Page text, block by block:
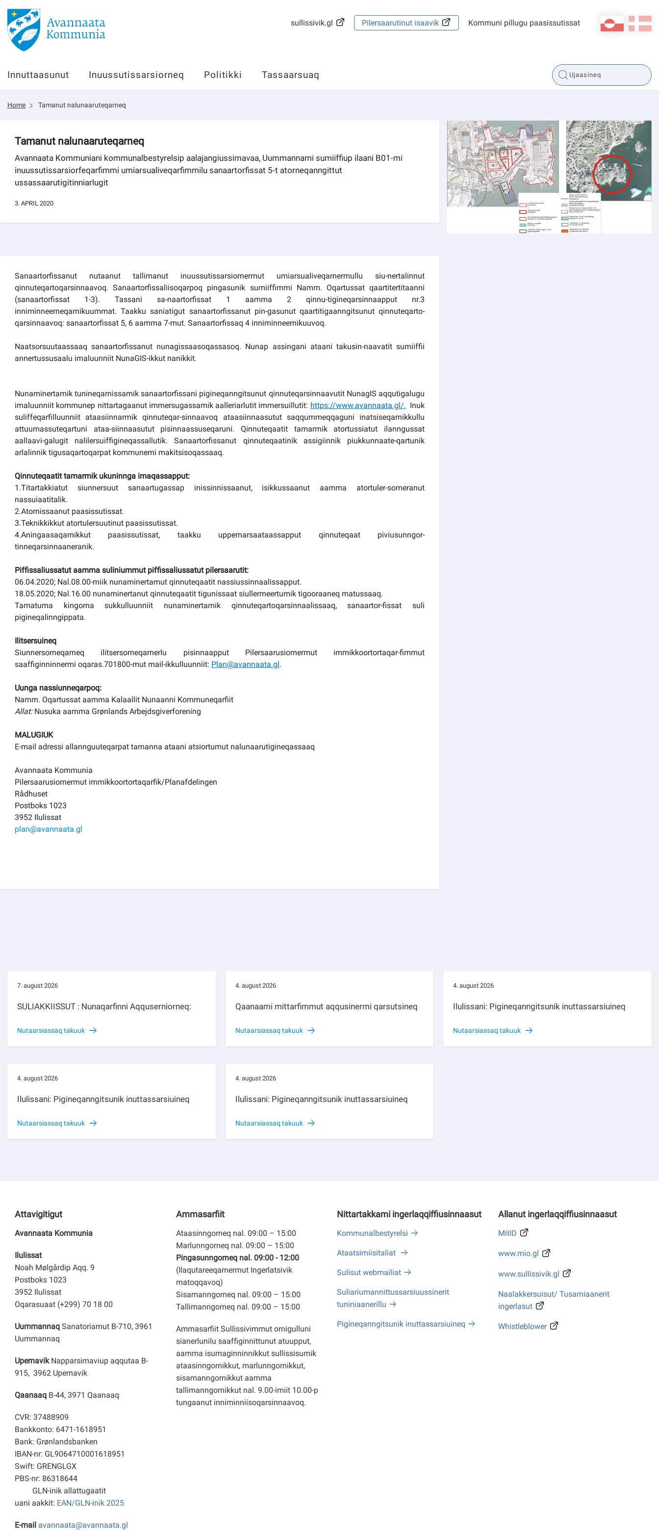
Innuttaasunut
Inuussutissarsiorneq
Politikki
Tassaarsuaq
sullissivik.gl
Pilersaarutinut isaavik
da
kl-GL
sullissivik.gl Pilersaarutinut isaavik Kommuni pillugu paasissutissat
Innuttaasunut Inuussutissarsiorneq Politikki Tassaarsuaq
Home Tamanut nalunaaruteqarneq
Tamanut nalunaaruteqarneq
Avannaata Kommuniani kommunalbestyrelsip aalajangiussimavaa, Uummannami sumiiffiup ilaani B01-mi
inuussutissarsiorfeqarfimmi umiarsualiveqarfimmilu sanaartorfissat 5-t atorneqanngittut
ussassaarutigitinniarlugit
3. APRIL 2020
Sanaartorfissanut nutaanut tallimanut inuussutissarsiornermut umiarsualiveqarnermullu siu-nertalinnut
qinnuteqartoqarsinnaavoq. Sanaartorfissaliisoqarpoq pingasunik sumiiffimmi Namm. Oqartussat qaartitertitaanni
(sanaartorfissat 1-3). Tassani sa-naartorfissat 1 aamma 2 qinnu-tigineqarsinnaapput nr.3
inniminneerneqarnikuummat. Taakku saniatigut sanaartorfissanut pin-gasunut qaartitigaanngitsunut qinnuteqarto-
qarsinnaavoq: sanaartorfissat 5, 6 aamma 7-mut. Sanaartorfissaq 4 inniminneernikuuvoq.
Naatsorsuutaassaaq sanaartorfissanut nunagissaasoqassasoq. Nunap assingani ataani takusin-naavatit sumiiffii
annertussusaalu imaluunniit NunaGIS-ikkut nanikkit.
Nunaminertamik tunineqarnissamik sanaartorfissani pigineqanngitsunut qinnuteqarsinnaavutit NunagIS aqqutigalugu
imaluunniit kommunep nittartagaanut immersugassamik aalleriarlutit immersuillutit: https://www.avannaata.gl/. Inuk
suliffeqarfilluunniit ataasiinnarmik qinnuteqar-sinnaavoq ataasiinnaasutut saqqummeqqaguni inatsiseqarnikkullu
attuumassuteqartuni ataa-siinnaasutut pisinnaassuseqaruni. Qinnuteqaatit tamarmik atortussiatut ilanngussat
aallaavi-galugit nalilersuiffigineqassallutik. Sanaartorfissanut qinnuteqaatinik assigiinnik piukkunnaate-qartunik
arlalinnik tigusaqartoqarpat kommunemi makitsisoqassaaq.
Qinnuteqaatit tamarmik ukuninnga imaqassapput:
1.Titartakkiatut siunnersuut sanaartugassap inissinnissaanut, isikkussaanut aamma atortuler-sorneranut
nassuiaatitalik.
2.Atornissaanut paasissutissat.
3.Teknikkikkut atortulersuutinut paasissutissat.
4.Aningaasaqarnikkut paasissutissat, taakku uppernarsaataassapput qinnuteqaat piviusunngor-
tinneqarsinnaaneranik.
Piffissaliussatut aamma suliniummut piffissaliussatut pilersaarutit:
06.04.2020; Nal.08.00-miik nunaminertamut qinnuteqaatit nassiussinnaalissapput.
18.05.2020; Nal.16.00 nunaminertanut qinnuteqaatit tigunissaat siullermeertumik tigooraaneq matussaaq.
Tamatuma kingorna sukkulluunniit nunaminertamik qinnuteqartoqarsinnaalissaaq, sanaartor-fissat suli
pigineqalinngippata.
Ilitsersuineq
Siunnersorneqarneq ilitsersorneqarnerlu pisinnaapput Pilersaarusiornermut immikkoortortaqar-fimmut
saaffiginninnermi oqaras.701800-mut mail-ikkulluunniit: Plan@avannaata.gl.
Uunga nassiunneqarpoq:
Namm. Oqartussat aamma Kalaallit Nunaanni Kommuneqarfiit
Allat:Nusuka aamma Grønlands Arbejdsgiverforening
MALUGIUK
E-mail adressi allannguuteqarpat tamanna ataani atsiortumut nalunaarutigineqassaaq
Avannaata Kommunia
Pilersaarusiornermut immikkoortortaqarfik/Planafdelingen
Rådhuset
Postboks 1023
3952 Ilulissat
plan@avannaata.gl
7. august 2026
SULIAKKIISSUT : Nunaqarfinni Aqquserniorneq:
Nutaarsiassaq takuuk
4. august 2026
Qaanaami mittarfimmut aqqusinermi qarsutsineq
Nutaarsiassaq takuuk
4. august 2026
Ilulissani: Pigineqanngitsunik inuttassarsiuineq
Nutaarsiassaq takuuk
4. august 2026
Ilulissani: Pigineqanngitsunik inuttassarsiuineq
Nutaarsiassaq takuuk
4. august 2026
Ilulissani: Pigineqanngitsunik inuttassarsiuineq
Nutaarsiassaq takuuk
Attavigitigut
Avannaata Kommunia
Ilulissat
Noah Mølgårdip Aqq. 9
Postboks 1023
3952 Ilulissat
Oqarasuaat (+299) 70 18 00
Uummannaq Sanatoriamut B-710, 3961
Uummannaq
Upernavik Napparsimaviup aqqutaa B-
915, 3962 Upernavik
Qaanaaq B-44, 3971 Qaanaaq
CVR: 37488909
Bankkonto: 6471-1618951
Bank: Grønlandsbanken
IBAN-nr: GL9064710001618951
Swift: GRENGLGX
PBS-nr: 86318644
GLN-inik allattugaatit
uani aakkit: EAN/GLN-inik 2025
E-mail avannaata@avannaata.gl
Ammasarfiit
Ataasinngorneq nal. 09:00 – 15:00
Marlunngorneq nal. 09:00 – 15:00
Pingasunngorneq nal. 09:00 - 12:00
(Ilaqutareeqarnermut Ingerlatsivik
matoqqavoq)
Sisamanngorneq nal. 09:00 – 15:00
Tallimanngorneq nal. 09:00 – 15:00
Ammasarfiit Sullissivimmut ornigulluni
sianerlunilu saaffiginnittunut atuupput,
aamma isumaginninnikkut sullissisumik
ataasinngornikkut, marlunngornikkut,
sisamanngornikkut aamma
tallimanngornikkut nal. 9.00-imiit 10.00-p
tungaanut inniminniisoqarsinnaavoq.
Nittartakkami ingerlaqqiffiusinnaasut
Kommunalbestyrelsi
Ataatsimiisitaliat
Sulisut webmailiat
Suliariumannittussarsiuussinerit
tuniniaanerillu
Pigineqanngitsunik inuttassarsiuineq
Allanut ingerlaqqiffiusinnaasut
MitID
www.mio.gl
www.sullissivik.gl
Naalakkersuisut/ Tusarniaanerit
ingerlasut
Whistleblower